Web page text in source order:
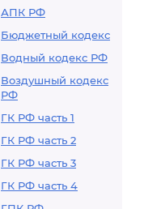
АПК РФ
Бюджетный кодекс
Водный кодекс РФ
Воздушный кодекс
РФ
ГК РФ часть 1
ГК РФ часть 2
ГК РФ часть 3
ГК РФ часть 4